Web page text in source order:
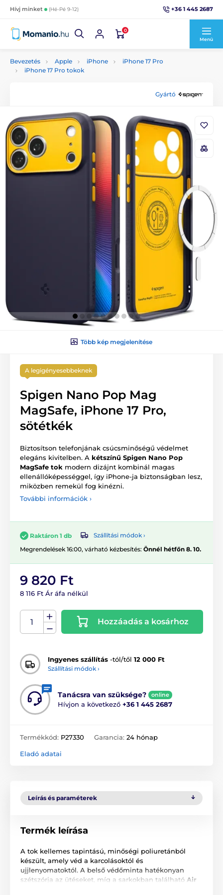
Hívj minket (Hé-Pé 9-12) +36 1 445 2687
0
Menü
Bevezetés Apple iPhone
iPhone 17 Pro
iPhone 17 Pro tokok
Gyártó
Több kép megjelenítése
A legigényesebbeknek
Spigen Nano Pop Mag
MagSafe, iPhone 17 Pro,
sötétkék
Biztosítson telefonjának csúcsminőségű védelmet
elegáns kivitelben. A kétszínű Spigen Nano Pop
MagSafe tok modern dizájnt kombinál magas
ellenállóképességgel, így iPhone-ja biztonságban lesz,
miközben remekül fog kinézni.
További információk ›
Raktáron 1 db
Szállítási módok ›
Megrendelések 16:00, várható kézbesítés: Önnél hétfőn 8. 10.
9 820 Ft
8 116 Ft Ár áfa nélkül
Hozzáadás a kosárhoz
Ingyenes szállítás -tól/től 12 000 Ft
Szállítási módok ›
Tanácsra van szüksége? online
Hívjon a következő +36 1 445 2687
Termékkód: P27330 Garancia: 24 hónap
Eladó adatai
Leírás és paraméterek
Termék leírása
A tok kellemes tapintású, minőségi poliuretánból
készült, amely véd a karcolásoktól és
ujjlenyomatoktól. A belső védőminta hatékonyan
szétszórja az ütéseket, míg a sarkokban található Air